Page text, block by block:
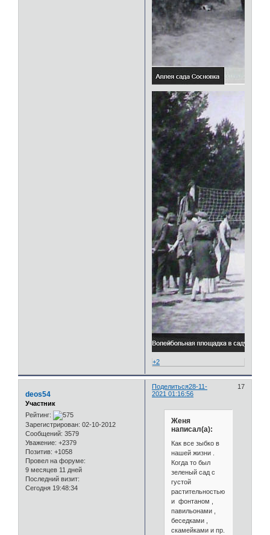
+2
Поделиться 17
28-11-
2021 01:16:56
deos54
Участник
Рейтинг:
Зарегистрирован: 02-10-2012
Сообщений: 3579
Уважение: +2379
Позитив: +1058
Провел на форуме:
9 месяцев 11 дней
Последний визит:
Сегодня 19:48:34
Женя
написал(а):
Как все зыбко в
нашей жизни .
Когда то был
зеленый сад с
густой
растительностью
и фонтаном ,
павильонами ,
беседками ,
скамейками и пр.